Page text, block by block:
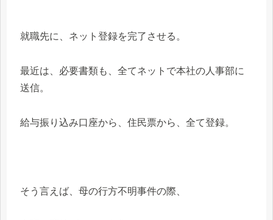
就職先に、ネット登録を完了させる。
最近は、必要書類も、全てネットで本社の人事部に
送信。
給与振り込み口座から、住民票から、全て登録。
そう言えば、母の行方不明事件の際、